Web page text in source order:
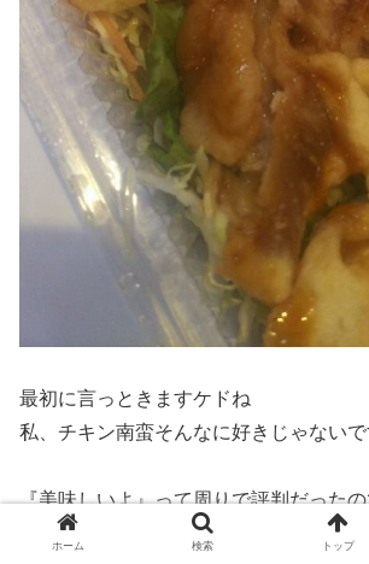
最初に言っときますケドね
私、チキン南蛮そんなに好きじゃないで
『美味しいよ』って周りで評判だった
ね。うん。
ホーム 検索 トップ